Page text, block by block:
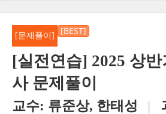
[문제풀이] [BEST]
[실전연습] 2025 상
사 문제풀이
교수: 류준상, 한태성 |